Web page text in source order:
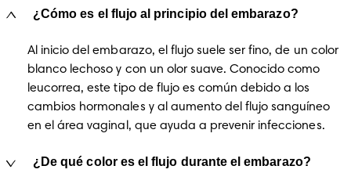
¿Cómo es el flujo al principio del embarazo?
Al inicio del embarazo, el flujo suele ser fino, de un color
blanco lechoso y con un olor suave. Conocido como
leucorrea, este tipo de flujo es común debido a los
cambios hormonales y al aumento del flujo sanguíneo
en el área vaginal, que ayuda a prevenir infecciones.
¿De qué color es el flujo durante el embarazo?